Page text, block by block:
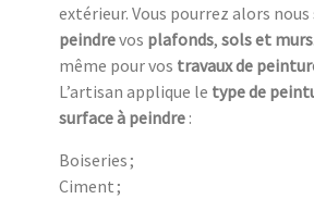
extérieur. Vous pourrez alors
peindrevos plafonds, sols et murs
même pour vos travaux de
L’artisan applique le type de
surface à peindre :
Boiseries ;
Ciment ;